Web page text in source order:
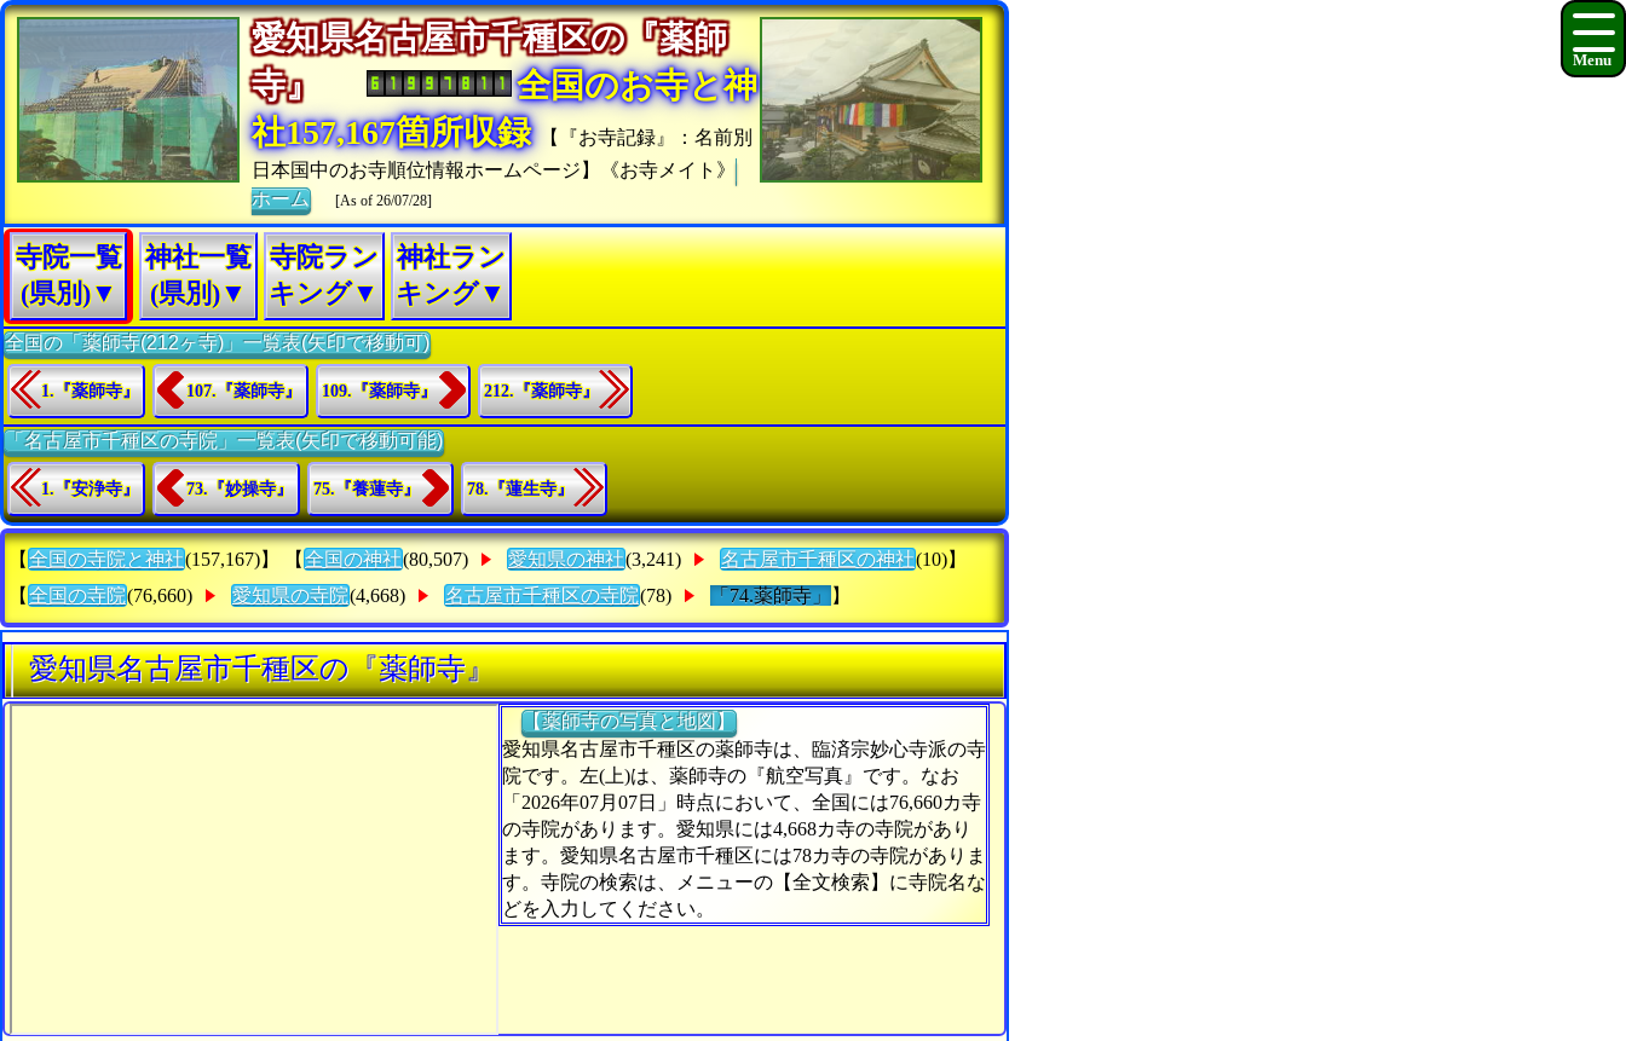
愛知県名古屋市千種区の『薬師
寺』
全国のお寺と神
社157,167箇所収録
【『お寺記録』：名前別
日本国中のお寺順位情報ホームページ】《お寺メイト》
ホーム
[As of 26/07/28]
寺院一覧
(県別)▼
神社一覧
(県別)▼
寺院ラン
キング▼
神社ラン
キング▼
全国の「薬師寺(212ヶ寺)」一覧表(矢印で移動可)
1.『薬師寺』 107.『薬師寺』 109.『薬師寺』 212.『薬師寺』
「名古屋市千種区の寺院」一覧表(矢印で移動可能)
1.『安浄寺』 73.『妙操寺』 75.『養蓮寺』 78.『蓮生寺』
【 全国の寺院と神社(157,167)】 【 全国の神社(80,507) 愛知県の神社(3,241) 名古屋市千種区の神社(10)】
【 全国の寺院(76,660) 愛知県の寺院(4,668) 名古屋市千種区の寺院(78) 「74.薬師寺」 】
愛知県名古屋市千種区の『薬師寺』
【薬師寺の写真と地図】
愛知県名古屋市千種区の薬師寺は、臨済宗妙心寺派の寺
院です。左(上)は、薬師寺の『航空写真』です。なお
「2026年07月07日」時点において、全国には76,660カ寺
の寺院があります。愛知県には4,668カ寺の寺院があり
ます。愛知県名古屋市千種区には78カ寺の寺院がありま
す。寺院の検索は、メニューの【全文検索】に寺院名な
どを入力してください。